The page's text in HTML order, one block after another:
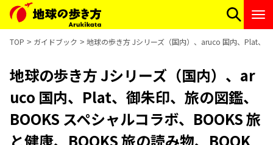
TOP ガイドブック 地球の歩き方 Jシリーズ（国内）、aruco 国内、Plat、
地球の歩き方 Jシリーズ（国内）、ar
uco 国内、Plat、御朱印、旅の図鑑、
BOOKS スペシャルコラボ、BOOKS 旅
と健康、BOOKS 旅の読み物、BOOK